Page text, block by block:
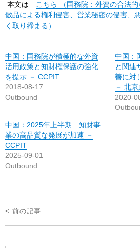
本文は こちら （国務院：外資の合法
倣品による権利侵害、営業秘密の侵害、
く取り締まる）
中国：国務院が積極的な外資
活用政策と知財権保護の強化
を提示 － CCPIT
2018-08-17
Outbound
中国：
と関連
善に対
－ 北
2020-
中国：2025年上半期 知財事
業の高品質な発展が加速 －
CCPIT
2025-09-01
Outbound
投
稿
< 前の記事